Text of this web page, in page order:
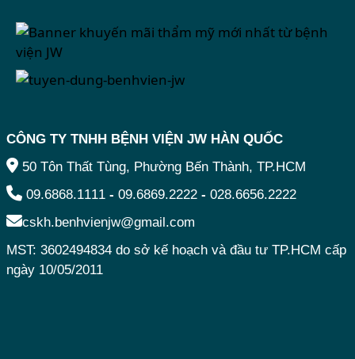
CÔNG TY TNHH BỆNH VIỆN JW HÀN QUỐC
50 Tôn Thất Tùng, Phường Bến Thành, TP.HCM
09.6868.1111 - 09.6869.2222 - 028.6656.2222
cskh.benhvienjw@gmail.com
MST: 3602494834 do sở kế hoạch và đầu tư TP.HCM cấp
ngày 10/05/2011